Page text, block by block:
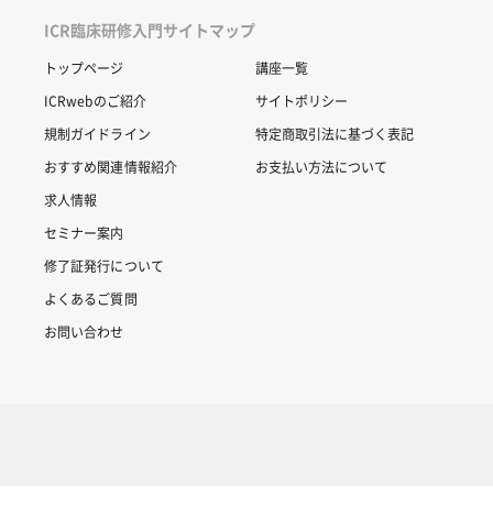
ICR臨床研修入門サイトマップ
トップページ
ICRwebのご紹介
規制ガイドライン
おすすめ関連情報紹介
求人情報
セミナー案内
修了証発行について
よくあるご質問
お問い合わせ
講座一覧
サイトポリシー
特定商取引法に基づく表記
お支払い方法について